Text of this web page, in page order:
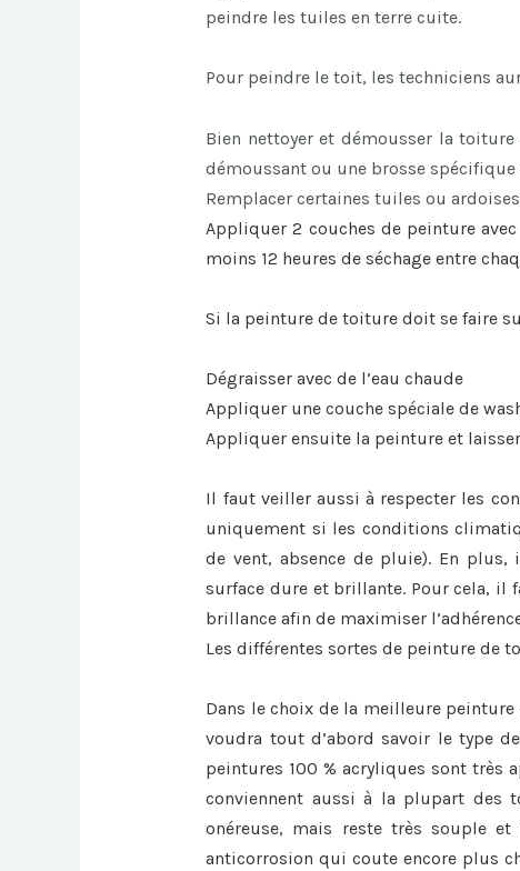
peindre les tuiles en terre cuite.
Pour peindre le toit, les techniciens
Bien nettoyer et démousser la
démoussant ou une brosse
Remplacer certaines tuiles ou ardoises
Appliquer 2 couches de peinture
moins 12 heures de séchage entre
Si la peinture de toiture doit se faire
Dégraisser avec de l’eau chaude
Appliquer une couche spéciale de
Appliquer ensuite la peinture et
Il faut veiller aussi à respecter les
uniquement si les conditions
de vent, absence de pluie). En
surface dure et brillante. Pour cela, il
brillance afin de maximiser
Les différentes sortes de peinture de
Dans le choix de la meilleure
voudra tout d’abord savoir le type
peintures 100 % acryliques sont très
conviennent aussi à la plupart des
onéreuse, mais reste très souple
anticorrosion qui coute encore plus